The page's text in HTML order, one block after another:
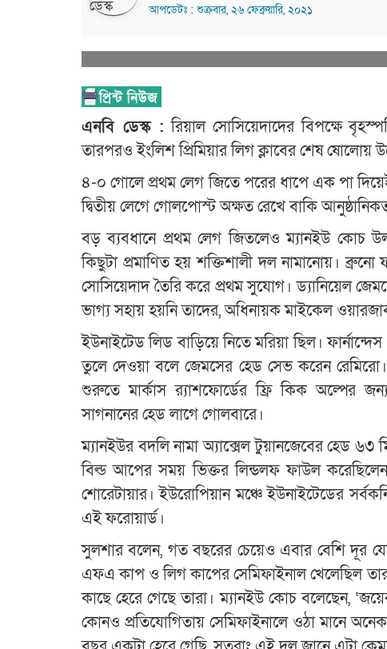
আপডেটঃ : শুক্রবার, ২৬ ফেব্রুয়ারি, ২০২১
এনবি ডেস্ক : রিয়াল সোসিয়েদাদের বিপক্ষে
তারপরও ইংলিশ প্রিমিয়ার লিগ ক্লাবের শেষ ষোলোয়
৪-০ গোলে প্রথম লেগ জিতে পরের ধাপে এক পা
দ্বিতীয় লেগে গোলপোস্ট অক্ষত রেখে বাকি
বড় ব্যবধানে প্রথম লেগ জিতলেও ম্যানইউ কোচ
কিছুটা প্রমাণিত হয় শক্তিশালী দল নামানোয়। ব্রুনো
সোসিয়েদাদ তৈরি করে প্রথম সুযোগ। ড্যানিয়েল
ভাগ্য সহায় হয়নি তাদের, অধিনায়ক মাইকেল
ইউনাইটেড লিড বাড়িয়ে নিতে মরিয়া ছিল।
তুলে দেওয়া বলে জেমসের হেড সেভ করেন
শুরুতে মার্কাস র‌্যাশফোর্ডের ফ্রি কিক অল্পের
সাগনানের হেড লাগে গোলবারে।
ম্যানইউর বদলি নামা অ্যাক্সেল টুয়ানজেবের হেড
বিল্ড আপের সময় ভিক্তর লিন্ডলফ ফাউল
শোরেটায়ার। ইউরোপিয়ান মঞ্চে ইউনাইটেডের
এই ফরোয়ার্ড।
সুলশার বলেন, গত বছরের চেয়েও এবার বেশি দূর
এফএ কাপ ও লিগ কাপের সেমিফাইনাল খেলেছিল
কাছে হেরে গেছে তারা। ম্যানইউ কোচ বলেছেন,
কোনও প্রতিযোগিতায় সেমিফাইনালে ওঠা মানে